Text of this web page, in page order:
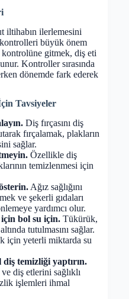
iltihabın ilerlemesini
büyük önem
kontrolüne gitmek, diş eti
Kontroller sırasında
dönemde fark ederek
Tavsiyeler
Diş fırçasını diş
fırçalamak, plakların
sağlar.
Özellikle diş
temizlenmesi için
Ağız sağlığını
ve şekerli gıdaları
yardımcı olur.
bol su için. Tükürük,
tutulmasını sağlar.
için yeterli miktarda su
temizliği yaptırın.
diş etlerini sağlıklı
işlemleri ihmal